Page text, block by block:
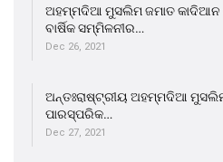
ଅହମ୍ମଦିଆ ମୁସଲିମ ଜମାତ କାଦିଆନ
ବାର୍ଷିକ ସମ୍ମିଳନୀର…
Dec 26, 2021
ଅନ୍ତଃରାଷ୍ଟ୍ରୀୟ ଅହମ୍ମଦିଆ
ପାରସ୍ପରିକ…
Dec 27, 2021